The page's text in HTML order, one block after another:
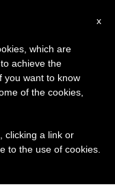
il Cielo
x
which are
achieve the
you want to know
of the cookies,
clicking a link or
to the use of cookies.